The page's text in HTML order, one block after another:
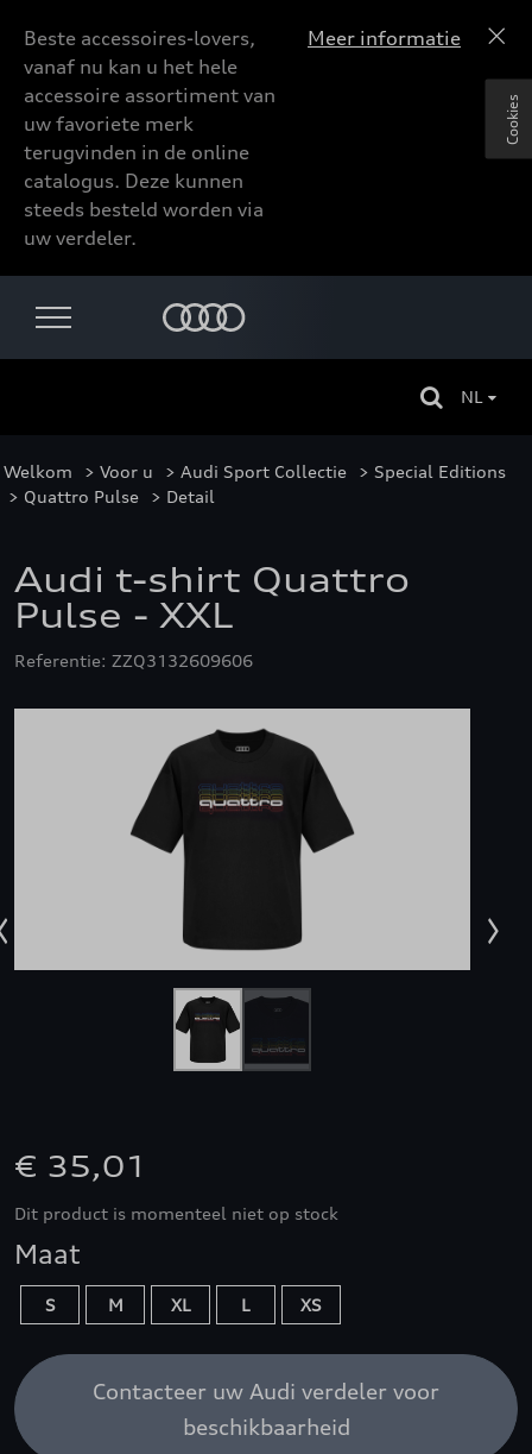
Beste accessoires-lovers,
vanaf nu kan u het hele
accessoire assortiment van
uw favoriete merk
terugvinden in de online
catalogus. Deze kunnen
steeds besteld worden via
uw verdeler.
Meer informatie
NL
Welkom > Voor u > Audi Sport Collectie > Special Editions
> Quattro Pulse > Detail
Audi t-shirt Quattro
Pulse - XXL
Referentie: ZZQ3132609606
€ 35,01
Dit product is momenteel niet op stock
Maat
S M XL L XS
Contacteer uw Audi verdeler voor
beschikbaarheid
Cookies